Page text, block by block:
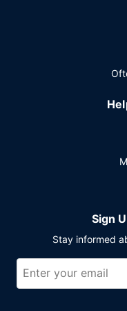
sine gjester tilbys du
møterom. Gjestene
Sign
Stay informed